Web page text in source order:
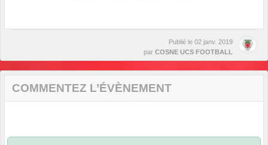
Publié le 02 janv. 2019
par COSNE UCS FOOTBALL
COMMENTEZ L’ÉVÈNEMENT